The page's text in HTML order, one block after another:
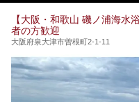
【大阪・和歌山 磯ノ浦海水
者の方歓迎
大阪府泉大津市曽根町2-1-11